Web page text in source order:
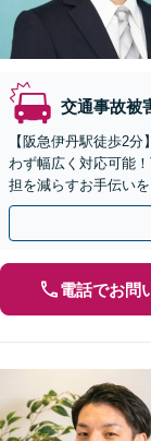
交通事故被
【阪急伊丹駅徒歩2
わず幅広く対応可能
担を減らすお手伝い
ど【夜間休日対応可
電話でお問